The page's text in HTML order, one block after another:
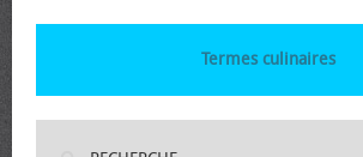
Termes culinaires